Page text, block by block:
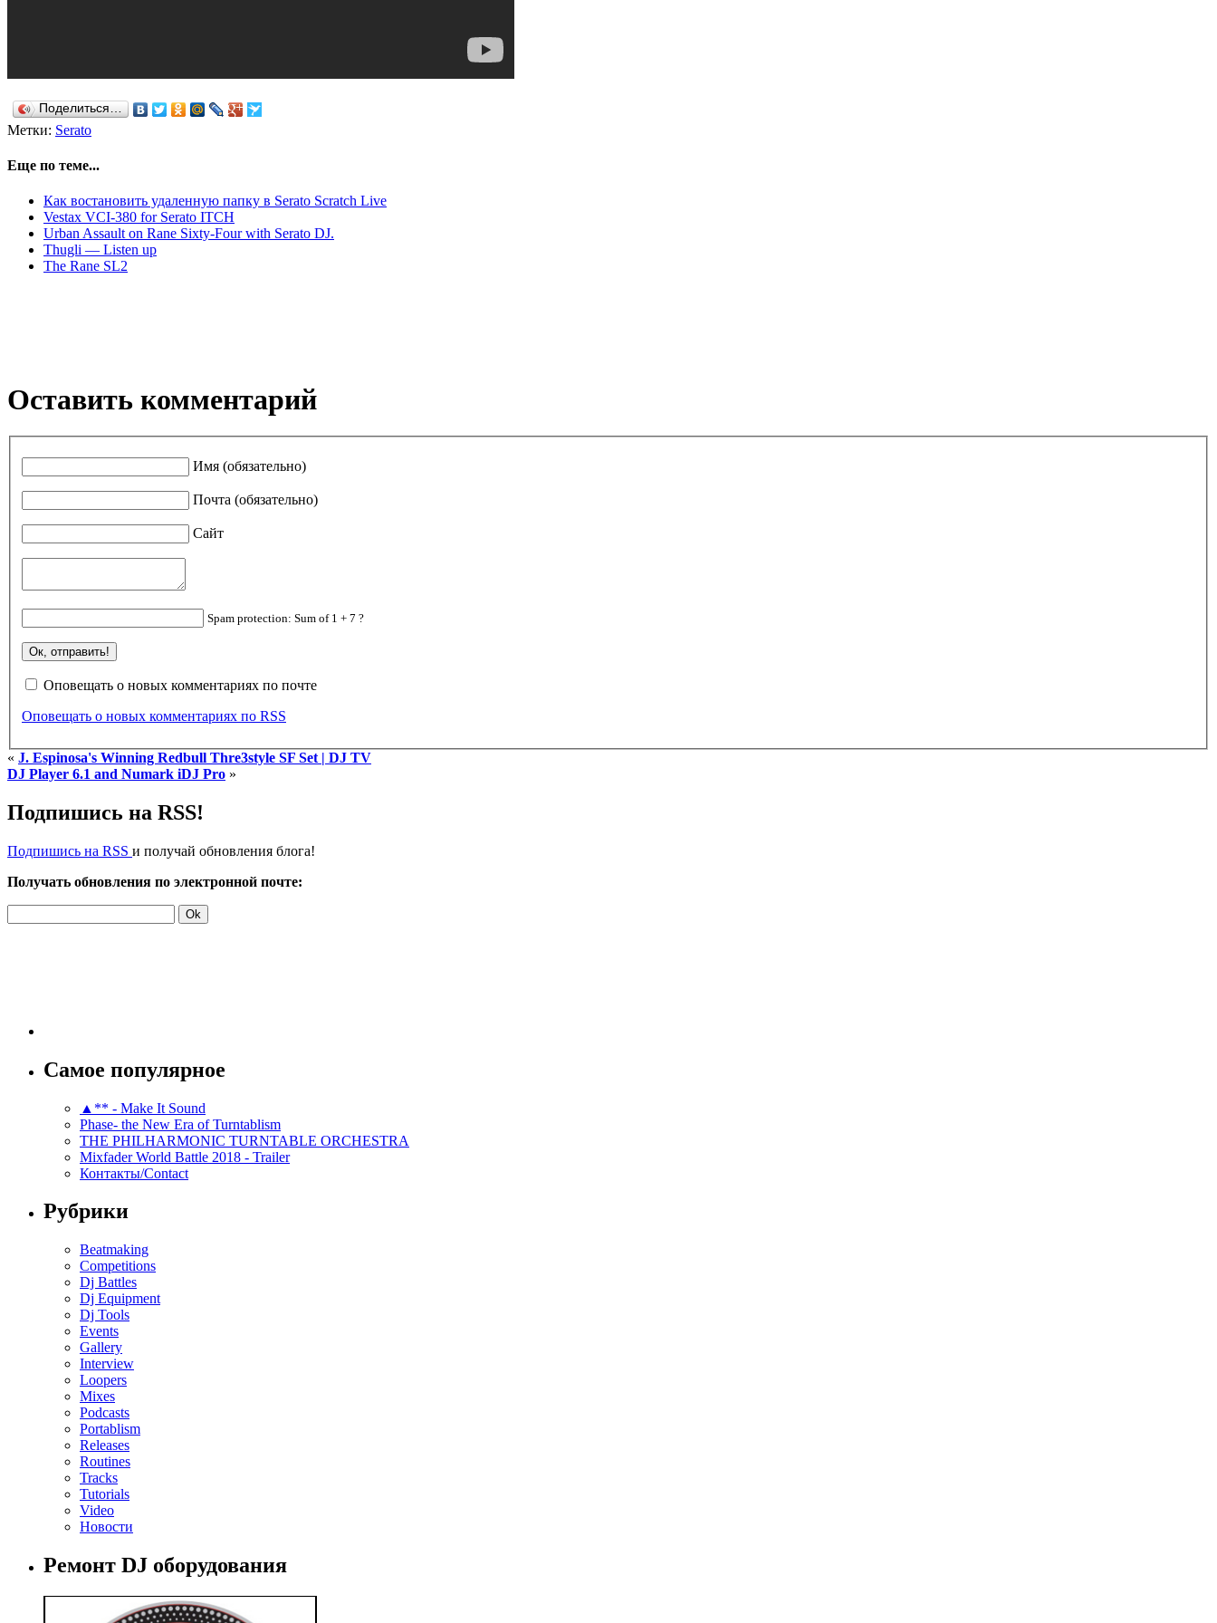
Поделиться…
Метки: Serato
Еще по теме...
Как востановить удаленную папку в Serato Scratch Live
Vestax VCI-380 for Serato ITCH
Urban Assault on Rane Sixty-Four with Serato DJ.
Thugli — Listen up
The Rane SL2
Оставить комментарий
Имя (обязательно)
Почта (обязательно)
Сайт
Spam protection: Sum of 1 + 7 ?
Оповещать о новых комментариях по почте
Оповещать о новых комментариях по RSS
« J. Espinosa's Winning Redbull Thre3style SF Set | DJ TV
DJ Player 6.1 and Numark iDJ Pro »
Подпишись на RSS!
Подпишись на RSS и получай обновления блога!
Получать обновления по электронной почте:
Самое популярное
▲** - Make It Sound
Phase- the New Era of Turntablism
THE PHILHARMONIC TURNTABLE ORCHESTRA
Mixfader World Battle 2018 - Trailer
Контакты/Contact
Рубрики
Beatmaking
Competitions
Dj Battles
Dj Equipment
Dj Tools
Events
Gallery
Interview
Loopers
Mixes
Podcasts
Portablism
Releases
Routines
Tracks
Tutorials
Video
Новости
Ремонт DJ оборудования